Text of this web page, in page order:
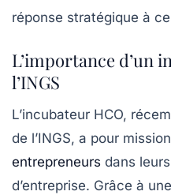
réponse stratégique à
L’importance d’un
l’INGS
L’incubateur HCO,
de l’INGS, a pour
entrepreneurs dans
d’entreprise. Grâce à